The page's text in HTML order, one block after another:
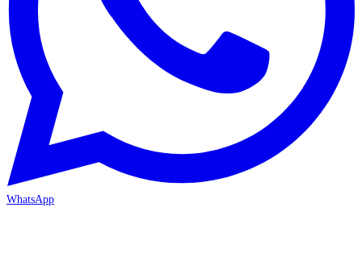
WhatsApp